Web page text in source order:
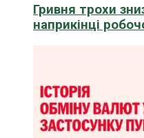
Гривня трохи
наприкінці